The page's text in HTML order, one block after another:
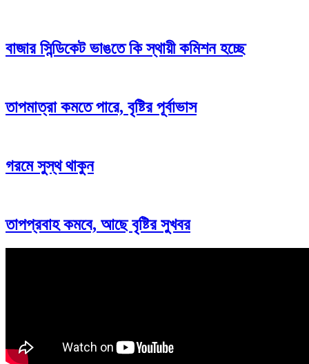
বাজার সিন্ডিকেট ভাঙতে কি স্থায়ী কমিশন হচ্ছে
তাপমাত্রা কমতে পারে, বৃষ্টির পূর্বাভাস
গরমে সুস্থ থাকুন
তাপপ্রবাহ কমবে, আছে বৃষ্টির সুখবর